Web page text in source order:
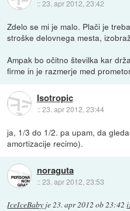
::23. apr 2012, 23:42
Zdelo se mi je malo. Plači je
stroške delovnega mesta,
Ampak bo očitno številka kar
firme in je razmerje med
Isotropic
::23. apr 2012, 23:44
ja, 1/3 do 1/2. pa upam, da
amortizacije recimo).
noraguta
::23. apr 2012, 23:53
IceIceBaby je23. apr 2012 ob 23:42